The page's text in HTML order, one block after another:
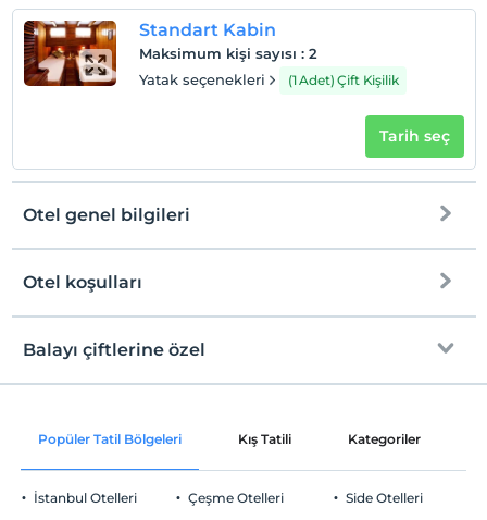
Evcil hayvan kabul edilmemektedir.
Sigara
Odalarda sigara içilmez
Tesisimizde 12 yaş altı çocuklar konaklayamaz
Standart Kabin
Maksimum kişi sayısı : 2
Yatak seçenekleri
(1 Adet) Çift Kişilik
Tarih seç
Otel genel bilgileri
Ortak Alanlar
Otel koşulları
Check/in
En erken saat 15:00 ve sonrası
Check/out
Evcil Hayvan
Sigara
Balayı çiftlerine özel
Odaya şarap ikramı
Oda süslemesi
Popüler Tatil Bölgeleri Kış Tatili Kategoriler
İstanbul Otelleri Çeşme Otelleri Side Otelleri